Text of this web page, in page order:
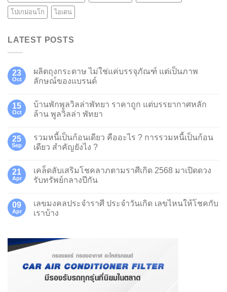
โปเกม่อนโก ไอเดน
LATEST POSTS
23
Oct
ผลิตถุงกระดาษ ไม่ใช่แค่บรรจุภัณฑ์ แต่เป็นภาพ
ลักษณ์ของแบรนด์
15
Oct
บ้านพักพูลวิลล่าพัทยา ราคาถูก แต่บรรยากาศหลัก
ล้าน พูลวิลล่า พัทยา
25
Sep
รวมหนี้เป็นก้อนเดียว คืออะไร ? การรวมหนี้เป็นก้อน
เดียว สำคัญยังไง ?
21
Apr
เคล็ดลับเสริมโชคลาภตามราศีเกิด 2568 มาเปิดดวง
รับทรัพย์กลางปีกัน
09
Apr
เลขมงคลประจำราศี ประจำวันเกิด เลขไหนให้โชคกับ
เราบ้าง